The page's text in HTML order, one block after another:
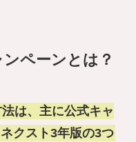
ンペーンとは？
は、主に公式キャ
クスト3年版の3つ